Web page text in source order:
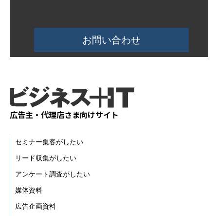
お問い合わせ
広告主・代理店さま向けサイト
セミナー集客がしたい
リード収集がしたい
アンケート調査がしたい
媒体資料
広告企画資料